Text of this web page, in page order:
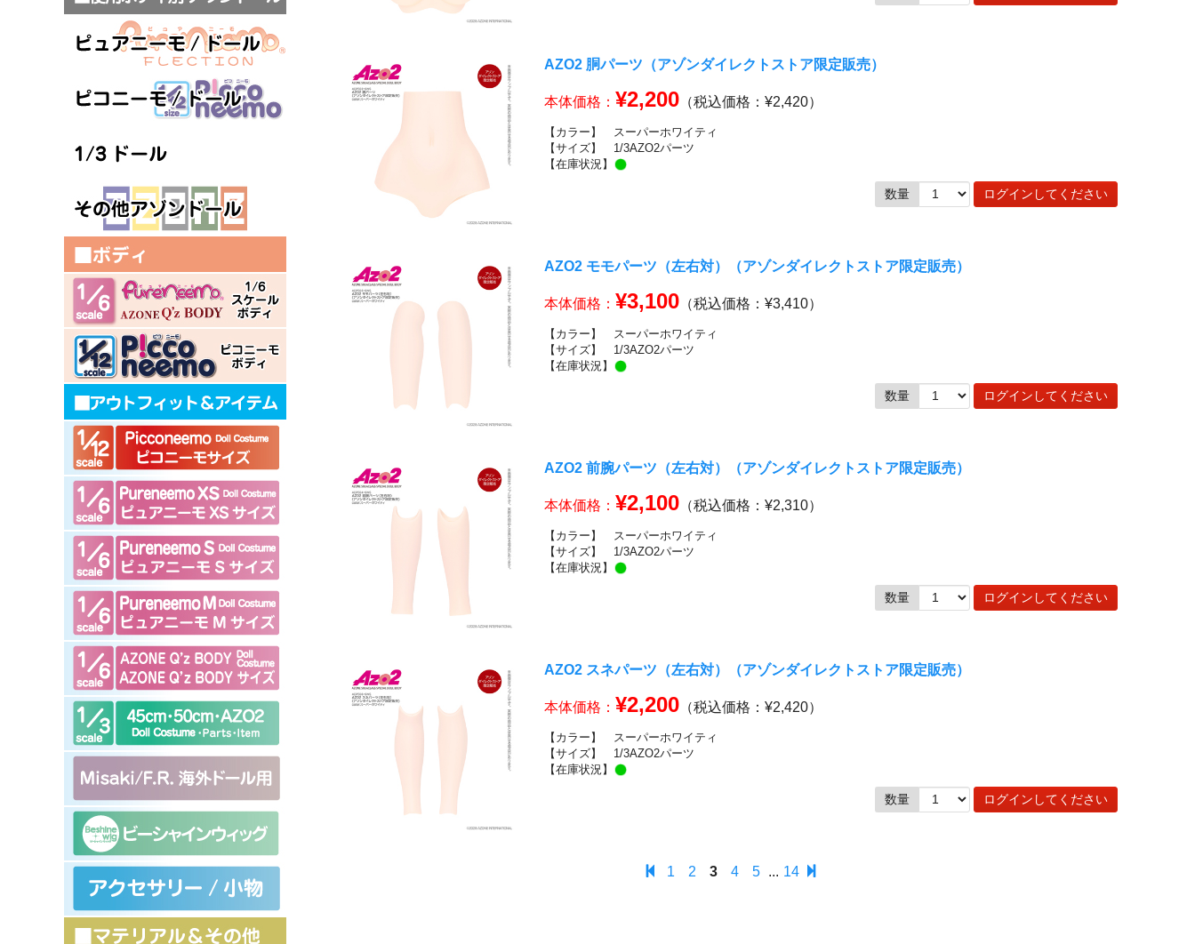
AZO2 胴パーツ（アゾンダイレクトストア限定販売）
本体価格： ¥2,200 （税込価格：¥2,420）
【カラー】
スーパーホワイティ
【サイズ】
1/3AZO2パーツ
【在庫状況】
数量 ログインしてください
AZO2 モモパーツ（左右対）（アゾンダイレクトストア限定販売）
本体価格： ¥3,100 （税込価格：¥3,410）
【カラー】
スーパーホワイティ
【サイズ】
1/3AZO2パーツ
【在庫状況】
数量 ログインしてください
AZO2 前腕パーツ（左右対）（アゾンダイレクトストア限定販売）
本体価格： ¥2,100 （税込価格：¥2,310）
【カラー】
スーパーホワイティ
【サイズ】
1/3AZO2パーツ
【在庫状況】
数量 ログインしてください
AZO2 スネパーツ（左右対）（アゾンダイレクトストア限定販売）
本体価格： ¥2,200 （税込価格：¥2,420）
【カラー】
スーパーホワイティ
【サイズ】
1/3AZO2パーツ
【在庫状況】
数量 ログインしてください
1 2 3 4 5 ... 14